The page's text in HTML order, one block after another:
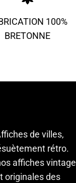
100%
BRETONNE
de villes,
rétro.
affiches vintage
originales des